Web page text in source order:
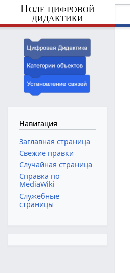
Поле цифровой
дидактики
Навигация
Заглавная страница
Свежие правки
Случайная страница
Справка по
MediaWiki
Служебные
страницы